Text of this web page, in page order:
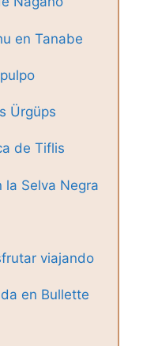
en Tanabe
Ürgüps
de Tiflis
la Selva Negra
viajando
en Bullette